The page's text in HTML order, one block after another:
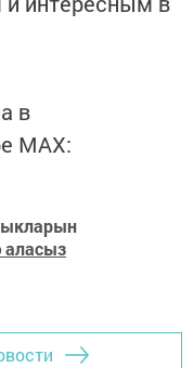
в
MАХ:
аласыз